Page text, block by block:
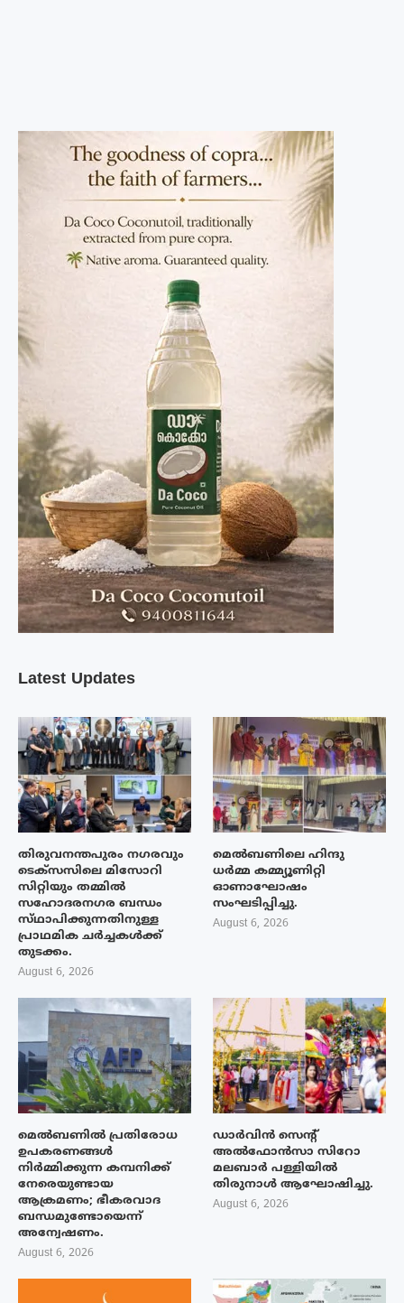
Latest Updates
തിരുവനന്തപുരം നഗരവും
ടെക്‌സസിലെ മിസോറി
സിറ്റിയും തമ്മിൽ
സഹോദരനഗര ബന്ധം
സ്‌ഥാപിക്കുന്നതിനുള്ള
പ്രാഥമിക ചർച്ചകൾക്ക്
തുടക്കം.
August 6, 2026
മെൽബണിലെ ഹിന്ദു
ധർമ്മ കമ്മ്യൂണിറ്റി
ഓണാഘോഷം
സംഘടിപ്പിച്ചു.
August 6, 2026
മെൽബണിൽ പ്രതിരോധ
ഉപകരണങ്ങൾ
നിർമ്മിക്കുന്ന കമ്പനിക്ക്
നേരെയുണ്ടായ
ആക്രമണം; ഭീകരവാദ
ബന്ധമുണ്ടോയെന്ന്
അന്വേഷണം.
August 6, 2026
ഡാർവിൻ സെന്റ്
അൽഫോൻസാ സിറോ
മലബാർ പള്ളിയിൽ
തിരുനാൾ ആഘോഷിച്ചു.
August 6, 2026